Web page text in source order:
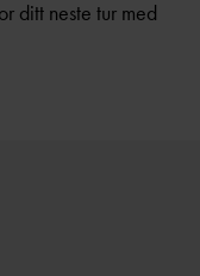
ditt neste tur med